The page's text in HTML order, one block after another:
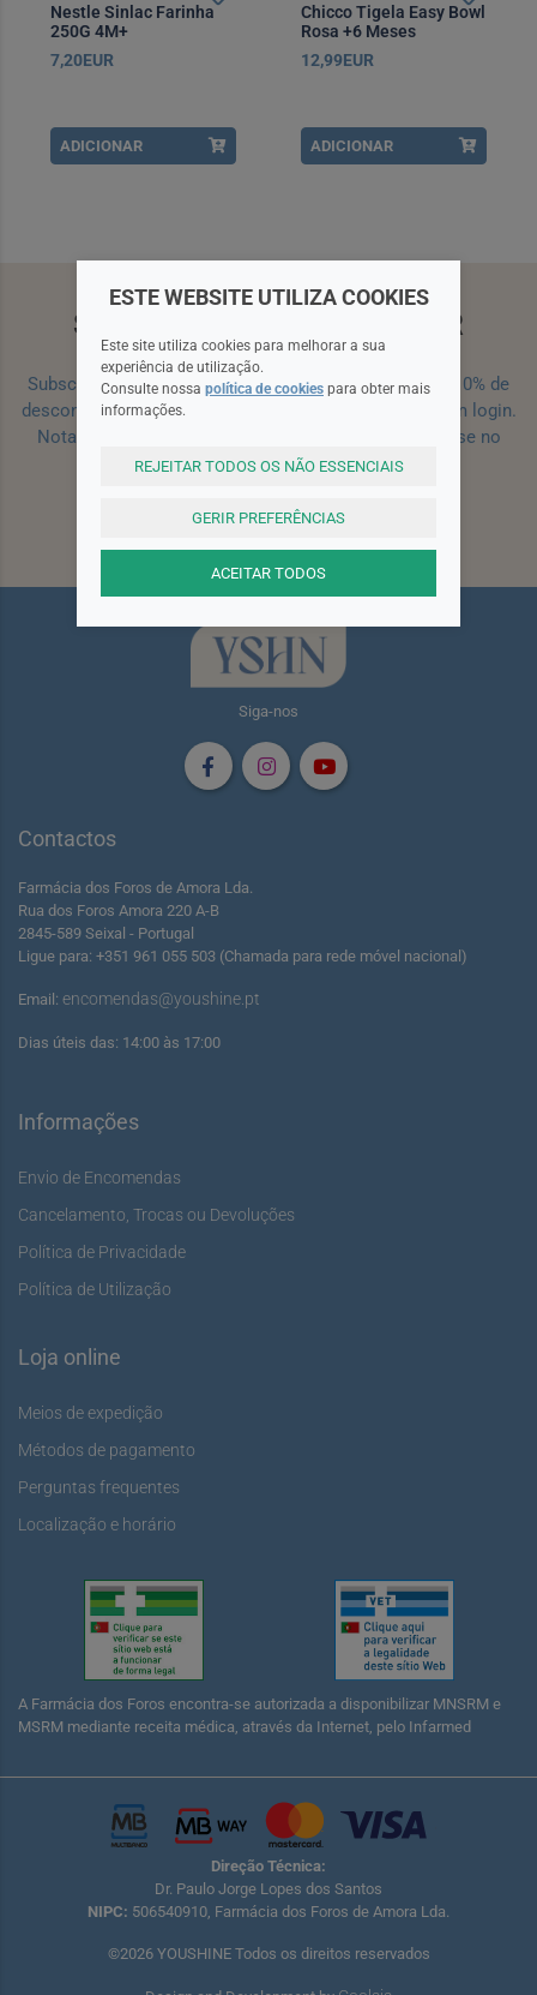
Nestle Sinlac Farinha
250G 4M+
7,20EUR
ADICIONAR
Chicco Tigela Easy Bowl
Rosa +6 Meses
12,99EUR
ADICIONAR
SUBSCREVA A NEWSLETTER
Subscreva a nossa newsletter e receba um cupão de 10% de
desconto para a sua próxima encomenda efetuada com login.
Nota: Para receber o cupão deverá primeiro registar-se no
site!Registar
Siga-nos
Contactos
Farmácia dos Foros de Amora Lda.
Rua dos Foros Amora 220 A-B
2845-589 Seixal - Portugal
Ligue para: +351 961 055 503 (Chamada para rede móvel nacional)
Email: encomendas@youshine.pt
Dias úteis das: 14:00 às 17:00
Informações
Envio de Encomendas
Cancelamento, Trocas ou Devoluções
Política de Privacidade
Política de Utilização
Loja online
Meios de expedição
Métodos de pagamento
Perguntas frequentes
Localização e horário
A Farmácia dos Foros encontra-se autorizada a disponibilizar MNSRM e
MSRM mediante receita médica, através da Internet, pelo Infarmed
Direção Técnica:
Dr. Paulo Jorge Lopes dos Santos
NIPC: 506540910, Farmácia dos Foros de Amora Lda.
©2026 YOUSHINE Todos os direitos reservados
ESTE WEBSITE UTILIZA COOKIES
Este site utiliza cookies para melhorar a sua
experiência de utilização.
Consulte nossa política de cookies para obter mais
informações.
REJEITAR TODOS OS NÃO ESSENCIAIS
GERIR PREFERÊNCIAS
ACEITAR TODOS